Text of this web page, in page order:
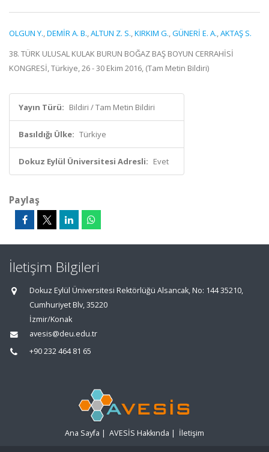
OLGUN Y.,DEMİR A. B.,ALTUN Z. S.,KIRKIM G.,GÜNERİ E. A.,AKTAŞ S.
38. TÜRK ULUSAL KULAK BURUN BOĞAZ BAŞ BOYUN CERRAHİSİ
KONGRESİ, Türkiye, 26 - 30 Ekim 2016, (Tam Metin Bildiri)
Yayın Türü: Bildiri / Tam Metin Bildiri
Basıldığı Ülke: Türkiye
Dokuz Eylül Üniversitesi Adresli: Evet
Paylaş
İletişim Bilgileri
Dokuz Eylül Üniversitesi Rektörlüğü Alsancak, No: 144 35210,
Cumhuriyet Blv, 35220
İzmir/Konak
avesis@deu.edu.tr
+90 232 464 81 65
Ana Sayfa | AVESİS Hakkında | İletişim